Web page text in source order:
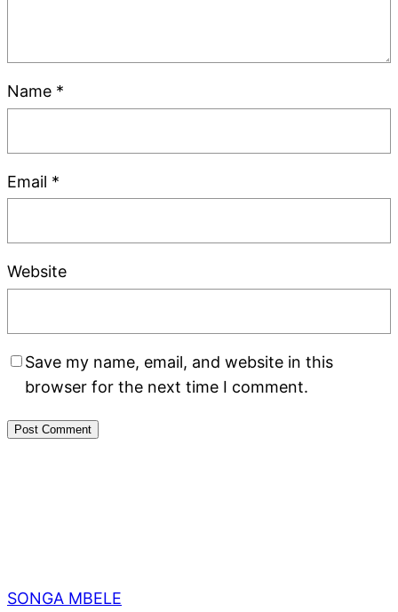
Name *
Email *
Website
Save my name, email, and website in this
browser for the next time I comment.
SONGA MBELE